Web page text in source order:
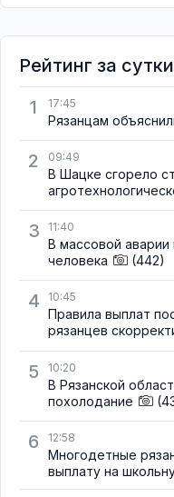
Рейтинг за сутки
1
17:45
Рязанцам
2 09:49
В Шацке сгорело
3 11:40
В массовой
человека
(442)
4 10:45
Правила выплат
рязанцев
5 10:20
В Рязанской
похолодание
6 12:58
Многодетные
выплату на